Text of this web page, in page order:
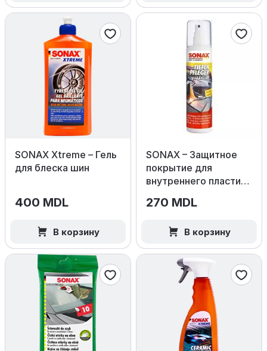
SONAX Xtreme – Гель
для блеска шин
400 MDL
В корзину
SONAX – Защитное
покрытие для
внутреннего пластика
270 MDL
В корзину